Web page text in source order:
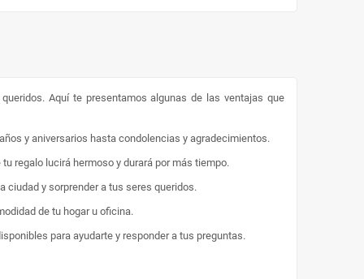
Aquí te presentamos algunas de las ventajas que
y aniversarios hasta condolencias y agradecimientos.
regalo lucirá hermoso y durará por más tiempo.
ciudad y sorprender a tus seres queridos.
de tu hogar u oficina.
para ayudarte y responder a tus preguntas.